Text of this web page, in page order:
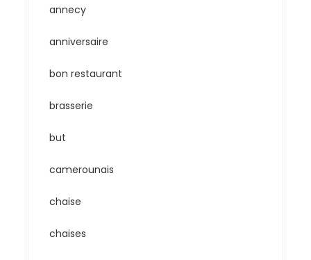
annecy
anniversaire
bon restaurant
brasserie
but
camerounais
chaise
chaises